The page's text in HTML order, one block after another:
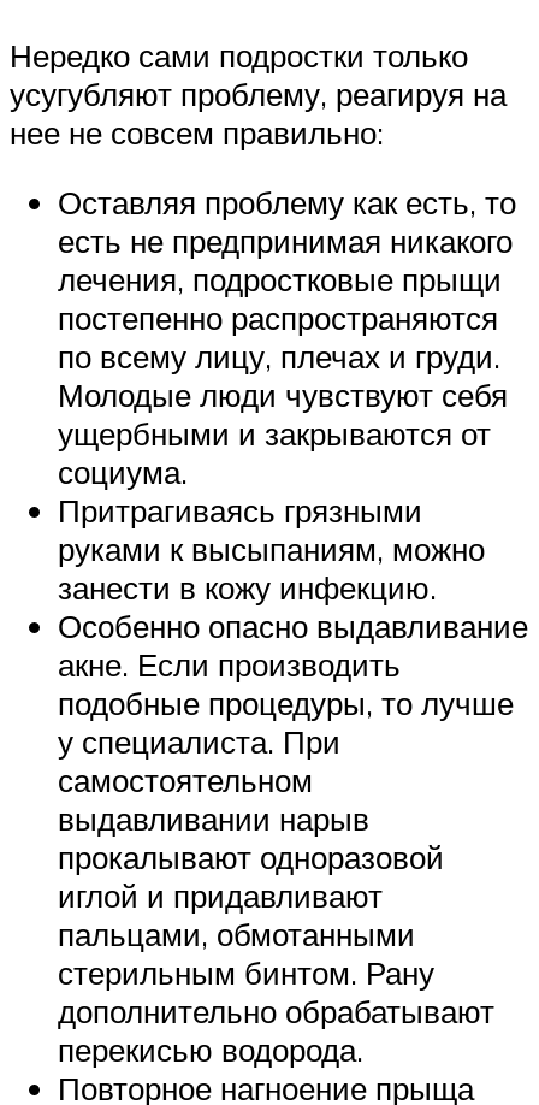
Нередко сами подростки только
усугубляют проблему, реагируя на
нее не совсем правильно:
Оставляя проблему как есть, то
есть не предпринимая никакого
лечения, подростковые прыщи
постепенно распространяются
по всему лицу, плечах и груди.
Молодые люди чувствуют себя
ущербными и закрываются от
социума.
Притрагиваясь грязными
руками к высыпаниям, можно
занести в кожу инфекцию.
Особенно опасно выдавливание
акне. Если производить
подобные процедуры, то лучше
у специалиста. При
самостоятельном
выдавливании нарыв
прокалывают одноразовой
иглой и придавливают
пальцами, обмотанными
стерильным бинтом. Рану
дополнительно обрабатывают
перекисью водорода.
Повторное нагноение прыща